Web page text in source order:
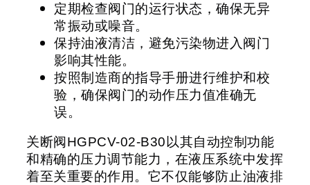
定期检查阀门的运行状态，确保无异
常振动或噪音。
保持油液清洁，避免污染物进入阀门
影响其性能。
按照制造商的指导手册进行维护和校
验，确保阀门的动作压力值准确无
误。
关断阀 HGPCV-02-B30以其自动控制功能
和精确的压力调节能力，在液压系统中发挥
着至关重要的作用。它不仅能够防止油液排